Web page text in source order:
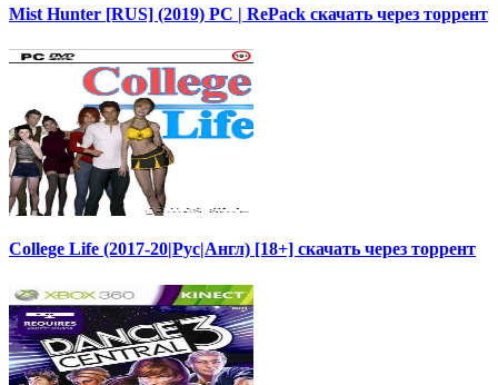
Mist Hunter [RUS] (2019) PC | RePack скачать через торрент
College Life (2017-20|Рус|Англ) [18+] скачать через торрент